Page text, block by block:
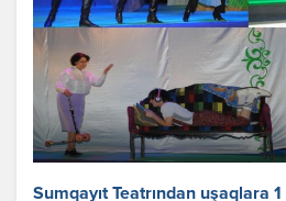
Sumqayıt Teatrından uşaqlara